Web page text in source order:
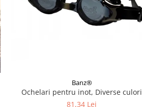
Banz®
Ochelari pentru inot, Diverse culori
81,34 Lei